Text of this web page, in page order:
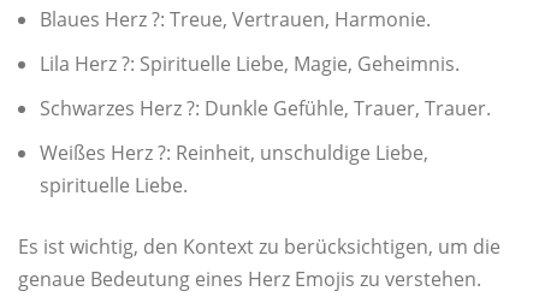
Blaues Herz ?: Treue, Vertrauen, Harmonie.
Lila Herz ?: Spirituelle Liebe, Magie, Geheimnis.
Schwarzes Herz ?: Dunkle Gefühle, Trauer, Trauer.
Weißes Herz ?: Reinheit, unschuldige Liebe,
spirituelle Liebe.
Es ist wichtig, den Kontext zu berücksichtigen, um die
genaue Bedeutung eines Herz Emojis zu verstehen.